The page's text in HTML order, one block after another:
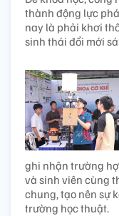
thành động lực
nay là phải khơi
sinh thái đổi mới
ghi nhận trường
và sinh viên cùng
chung, tạo nên sự
trường học thuật.